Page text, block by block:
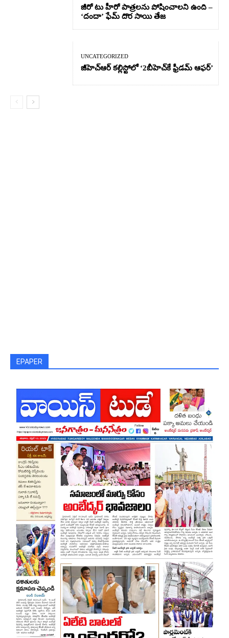
జీరో టు హీరో పాత్రలను పోషించాలని ఉంది –
‘దందా’ ఫేమ్ దొర సాయి తేజ
UNCATEGORIZED
జీహెచ్ఆర్‌ కల్లిస్టోలో ‘2బీహెచ్‌కే ఫ్రీడమ్ ఆఫర్’
EPAPER